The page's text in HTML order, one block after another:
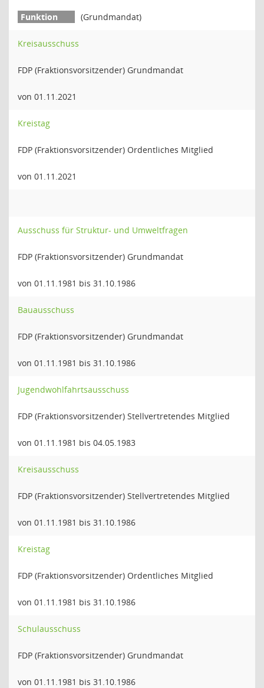
(Grundmandat)
Kreisausschuss
FDP (Fraktionsvorsitzender) Grundmandat
von 01.11.2021
Kreistag
FDP (Fraktionsvorsitzender) Ordentliches Mitglied
von 01.11.2021
Ausschuss für Struktur- und Umweltfragen
FDP (Fraktionsvorsitzender) Grundmandat
von 01.11.1981 bis 31.10.1986
Bauausschuss
FDP (Fraktionsvorsitzender) Grundmandat
von 01.11.1981 bis 31.10.1986
Jugendwohlfahrtsausschuss
FDP (Fraktionsvorsitzender) Stellvertretendes Mitglied
von 01.11.1981 bis 04.05.1983
Kreisausschuss
FDP (Fraktionsvorsitzender) Stellvertretendes Mitglied
von 01.11.1981 bis 31.10.1986
Kreistag
FDP (Fraktionsvorsitzender) Ordentliches Mitglied
von 01.11.1981 bis 31.10.1986
Schulausschuss
FDP (Fraktionsvorsitzender) Grundmandat
von 01.11.1981 bis 31.10.1986